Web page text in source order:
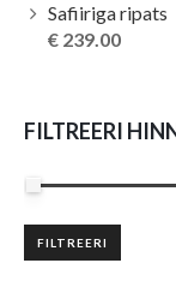
Safiiriga ripats
€ 239.00
FILTREERI
Minimaalne
hind
Maksimaalne
hind
FILTREERI